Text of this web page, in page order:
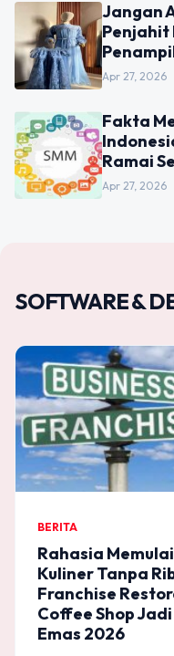
Jangan
Penjahit
Apr 27, 2026
Fakta
Ramai
Apr 27, 2026
SOFTWARE &
BERITA
Rahasia
Kuliner Tanpa
Franchise
Coffee Shop
Emas 2026